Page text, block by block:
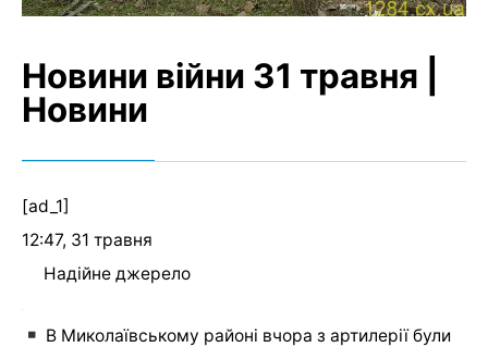
Новини війни 31 травня |
Новини
[ad_1]
12:47, 31 травня
Надійне джерело
В Миколаївському районі вчора з артилерії були